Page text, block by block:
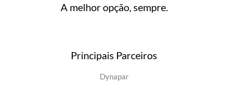
A melhor opção, sempre.
Principais Parceiros
Dynapar